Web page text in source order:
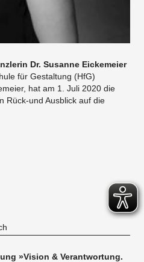
Dr. Susanne Eickemeier
für Gestaltung (HfG)
hat am 1. Juli 2020 die
Rück-und Ausblick auf die
»Vision & Verantwortung.